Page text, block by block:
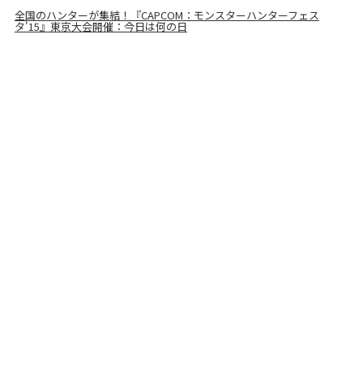
全国のハンターが集結！『CAPCOM：モンスターハンターフェス
タ'15』東京大会開催：今日は何の日